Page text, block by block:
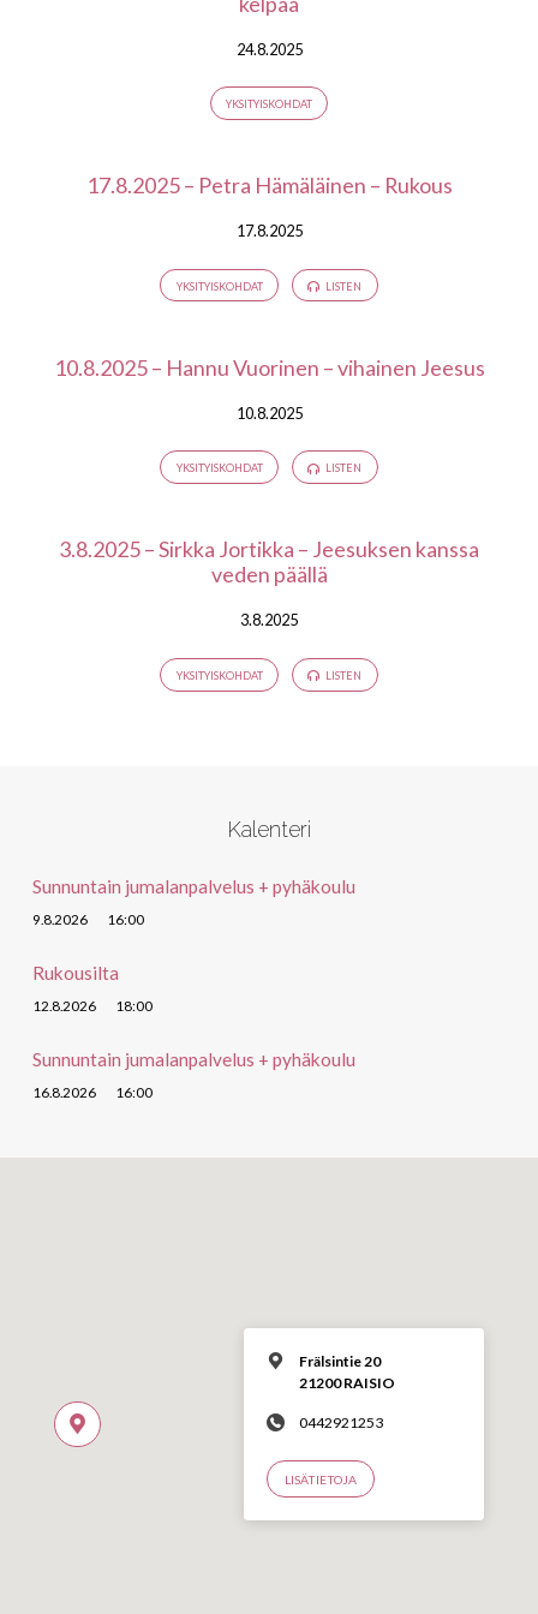
24.8.2025
YKSITYISKOHDAT
17.8.2025 – Petra Hämäläinen – Rukous
17.8.2025
YKSITYISKOHDAT LISTEN
10.8.2025 – Hannu Vuorinen – vihainen Jeesus
10.8.2025
YKSITYISKOHDAT LISTEN
3.8.2025 – Sirkka Jortikka – Jeesuksen kanssa
veden päällä
3.8.2025
YKSITYISKOHDAT LISTEN
Kalenteri
Sunnuntain jumalanpalvelus + pyhäkoulu
9.8.2026 16:00
Rukousilta
12.8.2026 18:00
Sunnuntain jumalanpalvelus + pyhäkoulu
16.8.2026 16:00
Frälsintie 20
21200 RAISIO
0442921253
LISÄTIETOJA